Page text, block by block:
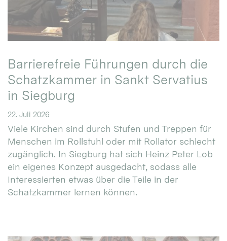
Barrierefreie Führungen durch die
Schatzkammer in Sankt Servatius
in Siegburg
22. Juli 2026
Viele Kirchen sind durch Stufen und Treppen für
Menschen im Rollstuhl oder mit Rollator schlecht
zugänglich. In Siegburg hat sich Heinz Peter Lob
ein eigenes Konzept ausgedacht, sodass alle
Interessierten etwas über die Teile in der
Schatzkammer lernen können.